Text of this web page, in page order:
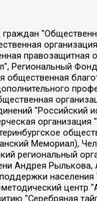
Михайловна, Воробьев Виктор Викторович, Голубева Анна Львовна, Константинова Алла Михайловна, Малкова Ирина Владимировна, Мурадов Мурад Абдулгалимович, Осетинская Елизавета Николаевна, Понасенков Евгений Николаевич, Ганапольский Матвей Юрьевич, Киселев Евгений Алексеевич, Борухович Ирина Григорьевна, Дремин Иван Тимофеевич, Дубровский Дмитрий Викторович, Красноярская региональная общественная организация поддержки и развития альтернативных образовательных технологий и межкультурных коммуникаций "ИНТЕРРА", Маяковская Екатерина Алексеевна, Фейгин Марк Захарович, Филимонов Андрей Викторович, Дзугкоева Регина Николаевна, Доброхотов Роман Александрович, Дудь Юрий Александрович, Елкин Сергей Владимирович, Кругликов Кирилл Игоревич, Сабунаева Мария Леонидовна, Семенов Алексей Владимирович, Шаинян Карен Багратович, Шульман Екатерина Михайловна, Асафьев Артур Валерьевич, Вахштайн Виктор Семенович, Венедиктов Алексей Алексеевич, Лушникова Екатерина Евгеньевна, Волков Леонид Михайлович, Невзоров Александр Глебович, Пархоменко Сергей Борисович, Сироткин Ярослав Николаевич, Кара-Мурза Владимир Владимирович, Баранова Наталья Владимировна, Гозман Леонид Яковлевич, Кагарлицкий Борис Юльевич, Климарев Михаил Валерьевич,